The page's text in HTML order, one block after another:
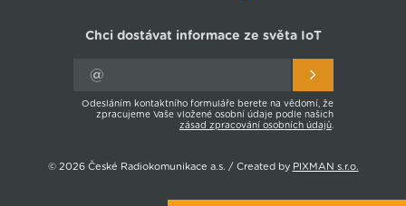
Chci dostávat informace ze světa IoT
Odesláním kontaktního formuláře berete na vědomí, že
zpracujeme Vaše vložené osobní údaje podle našich
zásad zpracování osobních údajů.
© 2026 České Radiokomunikace a.s. / Created by PIXMAN s.r.o.